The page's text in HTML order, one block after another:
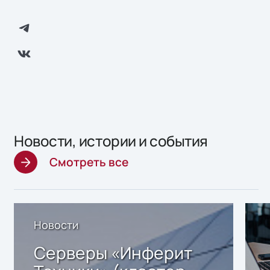
Новости, истории и события
Смотреть все
Новости
Серверы «Инферит